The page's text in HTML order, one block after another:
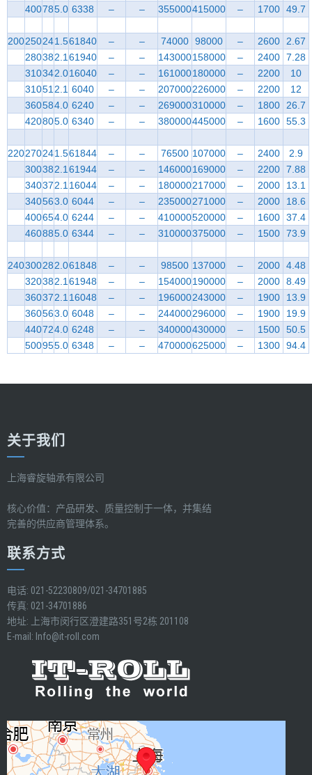
400785.0 6338 – – 355000415000 – 1700 49.7
200250241.561840 – – 74000 98000 – 2600 2.67
280382.161940 – – 143000158000 – 2400 7.28
310342.016040 – – 161000180000 – 2200
10
310512.1 6040 – – 207000226000 – 2200
12
360584.0 6240 – – 269000310000 – 1800 26.7
420805.0 6340 – – 380000445000 – 1600 55.3
220270241.561844 – – 76500 107000 – 2400
2.9
300382.161944 – – 146000169000 – 2200 7.88
340372.116044 – – 180000217000 – 2000
13.1
340563.0 6044 – – 235000271000 – 2000
18.6
400654.0 6244 – – 410000520000 – 1600 37.4
460885.0 6344 – – 310000375000 – 1500 73.9
240300282.061848 – – 98500 137000 – 2000 4.48
320382.161948 – – 154000190000 – 2000 8.49
360372.116048 – – 196000243000 – 1900
13.9
360563.0 6048 – – 244000296000 – 1900
19.9
440724.0 6248 – – 340000430000 – 1500 50.5
500955.0 6348 – – 470000625000 – 1300 94.4
关于我们
上海睿旋轴承有限公司
核心价值：产品研发、质量控制于一体，并集结
完善的供应商管理体系。
联系方式
电话: 021-52230809/021-34701885
传真: 021-34701886
地址: 上海市闵行区澄建路351号2栋 201108
E-mail: Info@it-roll.com